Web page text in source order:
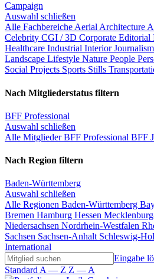
Campaign
Auswahl schließen
Alle Fachbereiche Aerial Architecture
Celebrity CGI / 3D Corporate Editorial
Healthcare Industrial Interior
Landscape Lifestyle Nature People
Social Projects Sports Stills
Nach Mitgliederstatus filtern
BFF Professional
Auswahl schließen
Alle MitgliederBFF Professional BFF
Nach Region filtern
Baden-Württemberg
Auswahl schließen
Alle Regionen Baden-Württemberg
Bremen Hamburg Hessen
Niedersachsen Nordrhein-Westfalen
Sachsen Sachsen-Anhalt Schleswig-
International
Eingabe
Standard A — Z Z — A